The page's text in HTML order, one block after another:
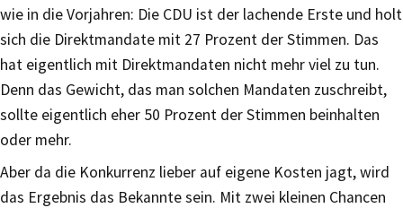
wie in die Vorjahren: Die CDU ist der lachende Erste und holt
sich die Direktmandate mit 27 Prozent der Stimmen. Das
hat eigentlich mit Direktmandaten nicht mehr viel zu tun.
Denn das Gewicht, das man solchen Mandaten zuschreibt,
sollte eigentlich eher 50 Prozent der Stimmen beinhalten
oder mehr.
Aber da die Konkurrenz lieber auf eigene Kosten jagt, wird
das Ergebnis das Bekannte sein. Mit zwei kleinen Chancen